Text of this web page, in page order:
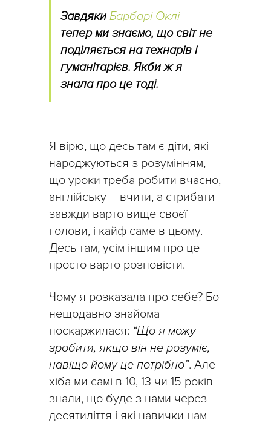
Завдяки Барбарі Оклі
тепер ми знаємо, що світ не
поділяється на технарів і
гуманітарієв. Якби ж я
знала про це тоді.
Я вірю, що десь там є діти, які
народжуються з розумінням,
що уроки треба робити вчасно,
англійську – вчити, а стрибати
завжди варто вище своєї
голови, і кайф саме в цьому.
Десь там, усім іншим про це
просто варто розповісти.
Чому я розказала про себе? Бо
нещодавно знайома
поскаржилася: “Що я можу
зробити, якщо він не розуміє,
навіщо йому це потрібно”. Але
хіба ми самі в 10, 13 чи 15 років
знали, що буде з нами через
десятиліття і які навички нам